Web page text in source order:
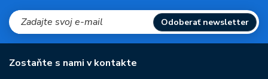
Odoberať newsletter
Zostaňte s nami v kontakte